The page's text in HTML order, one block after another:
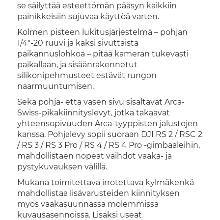
se säilyttää esteettömän pääsyn kaikkiin
painikkeisiin sujuvaa käyttöä varten.
Kolmen pisteen lukitusjärjestelmä – pohjan
1/4"-20 ruuvi ja kaksi sivuttaista
paikannuslohkoa – pitää kameran tukevasti
paikallaan, ja sisäänrakennetut
silikonipehmusteet estävät rungon
naarmuuntumisen.
Sekä pohja- että vasen sivu sisältävät Arca-
Swiss-pikakiinnityslevyt, jotka takaavat
yhteensopivuuden Arca-tyyppisten jalustojen
kanssa. Pohjalevy sopii suoraan DJI RS 2 / RSC 2
/ RS 3 / RS 3 Pro / RS 4 / RS 4 Pro -gimbaaleihin,
mahdollistaen nopeat vaihdot vaaka- ja
pystykuvauksen välillä.
Mukana toimitettava irrotettava kylmäkenkä
mahdollistaa lisävarusteiden kiinnityksen
myös vaakasuunnassa molemmissa
kuvausasennoissa. Lisäksi useat